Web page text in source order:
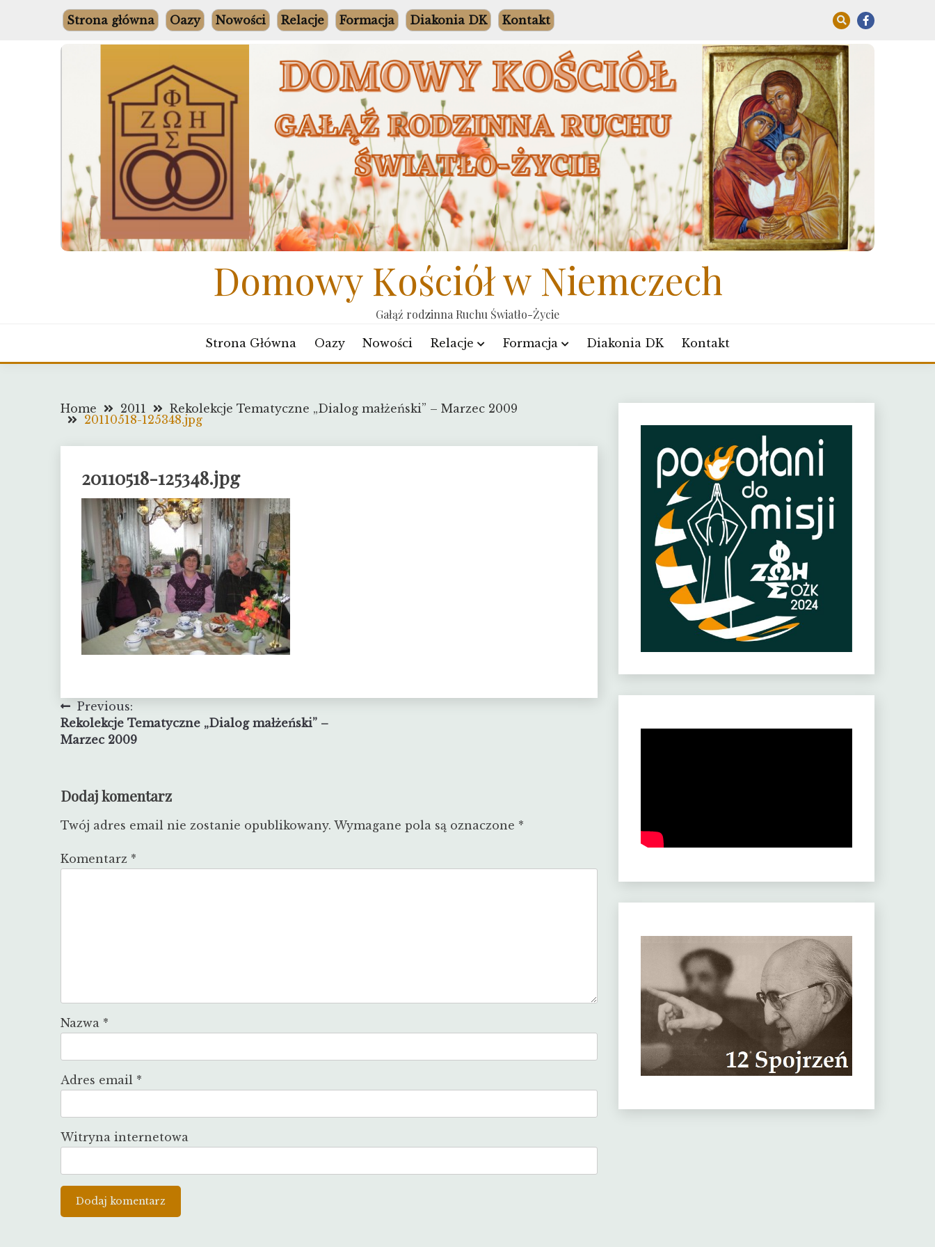
Strona główna Oazy Nowości Relacje Formacja Diakonia DK Kontakt
Domowy Kościół w Niemczech
Gałąź rodzinna Ruchu Światło-Życie
Strona Główna Oazy Nowości Relacje Formacja Diakonia DK Kontakt
Home 2011
Rekolekcje Tematyczne „Dialog małżeński” – Marzec 2009
20110518-125348.jpg
20110518-125348.jpg
Nawigacja
wpisu
Previous:
Rekolekcje Tematyczne „Dialog małżeński” –
Marzec 2009
Dodaj komentarz
Twój adres email nie zostanie opublikowany. Wymagane pola są oznaczone *
Komentarz *
Nazwa *
Adres email *
Witryna internetowa